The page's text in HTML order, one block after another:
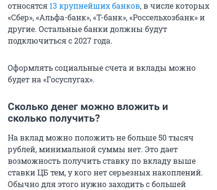
относятся 13 крупнейших банков, в числе которых
«Сбер», «Альфа-банк», «Т-банк», «Россельхозбанк» и
другие. Остальные банки должны будут
подключиться с 2027 года.
Оформлять социальные счета и вклады можно
будет на «Госуслугах».
Сколько денег можно вложить и
сколько получить?
На вклад можно положить не больше 50 тысяч
рублей, минимальной суммы нет. Это дает
возможность получить ставку по вкладу выше
ставки ЦБ тем, у кого нет серьезных накоплений.
Обычно для этого нужно заходить с большей